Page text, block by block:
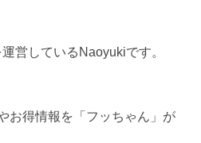
運営しているNaoyukiです。
お得情報を「フッちゃん」が